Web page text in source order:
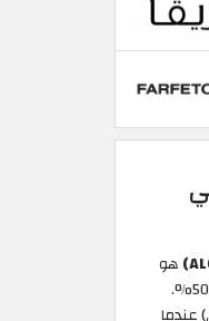
هو
أقوى رمز ترويجي يقدم خصومات فعالة حتى 50%.
بحريني) عندما